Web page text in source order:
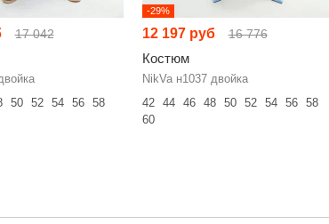
17 042
50 52 54 56
58
-29%
12 197 руб 16 776
Костюм
NikVa н1037 двойка
42
44 46 48 50 52 54 56
58
60